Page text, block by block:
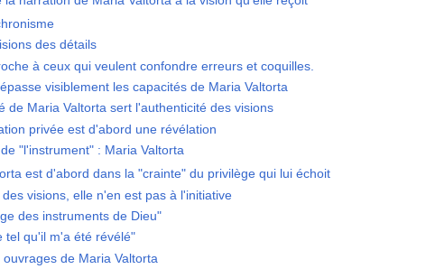
des détails
à ceux qui veulent confondre erreurs et coquilles.
visiblement les capacités de Maria Valtorta
de Maria Valtorta sert l'authenticité des visions
privée est d'abord une révélation
"l'instrument" : Maria Valtorta
est d'abord dans la "crainte" du privilège qui lui échoit
visions, elle n'en est pas à l'initiative
des instruments de Dieu"
tel qu'il m'a été révélé"
de Maria Valtorta